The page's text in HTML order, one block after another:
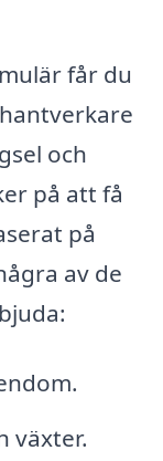
får du
och
på att få
på
av de
växter.